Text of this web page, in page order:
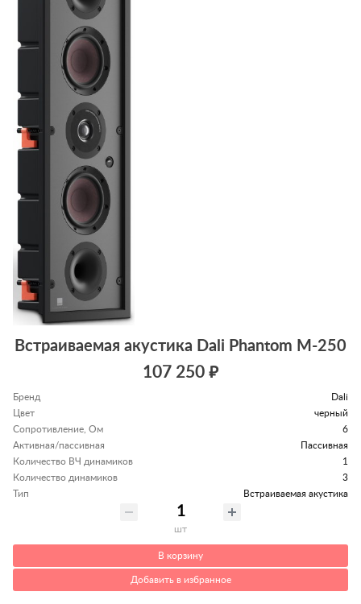
Встраиваемая акустика Dali Phantom M-250
107 250 ₽
Бренд
Dali
Цвет
черный
Сопротивление, Ом
6
Активная/пассивная
Пассивная
Количество ВЧ динамиков
1
Количество динамиков
3
Тип
Встраиваемая акустика
шт
В корзину
Добавить в избранное